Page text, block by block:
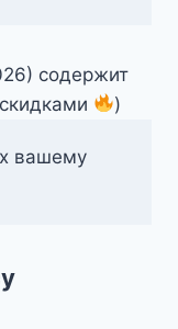
содержит
)
вашему